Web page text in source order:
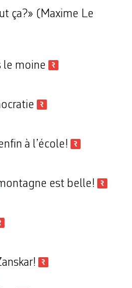
ça?» (Maxime Le
le moine
à l’école!
est belle!